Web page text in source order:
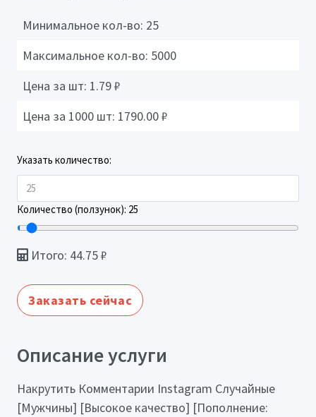
Минимальное кол-во: 25
Максимальное кол-во: 5000
Цена за шт: 1.79₽
Цена за 1000 шт: 1790.00₽
Указать количество:
Количество (ползунок): 25
Итого: 44.75₽
Заказать сейчас
Описание услуги
Накрутить Комментарии Instagram Случайные
[Мужчины] [Высокое качество] [Пополнение: